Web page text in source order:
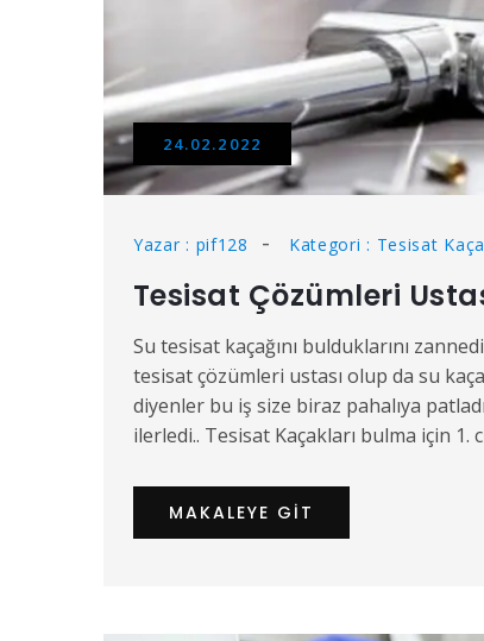
24.02.2022
Yazar : pif128 Kategori : Tesisat
Tesisat Çözümleri
Su tesisat kaçağını bulduklarını
tesisat çözümleri ustası olup da su
diyenler bu iş size biraz pahalıya
ilerledi.. Tesisat Kaçakları bulma için 1.
MAKALEYE GIT